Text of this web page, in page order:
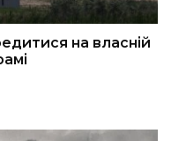
на власній